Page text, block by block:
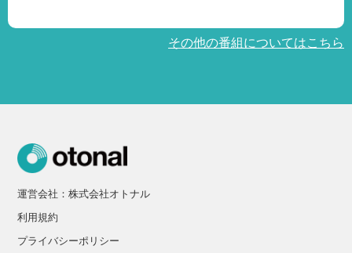
その他の番組についてはこちら
運営会社：株式会社オトナル
利用規約
プライバシーポリシー